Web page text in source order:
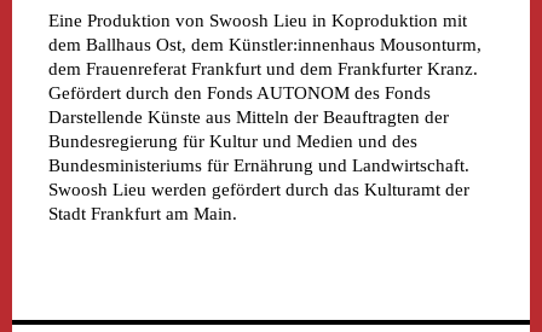
Eine Produktion von Swoosh Lieu in Koproduktion mit
dem Ballhaus Ost, dem Künstler:innenhaus Mousonturm,
dem Frauenreferat Frankfurt und dem Frankfurter Kranz.
Gefördert durch den Fonds AUTONOM des Fonds
Darstellende Künste aus Mitteln der Beauftragten der
Bundesregierung für Kultur und Medien und des
Bundesministeriums für Ernährung und Landwirtschaft.
Swoosh Lieu werden gefördert durch das Kulturamt der
Stadt Frankfurt am Main.